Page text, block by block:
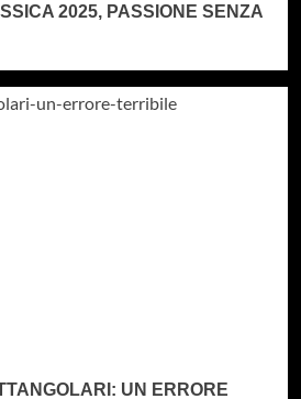
2025, PASSIONE SENZA
UN ERRORE